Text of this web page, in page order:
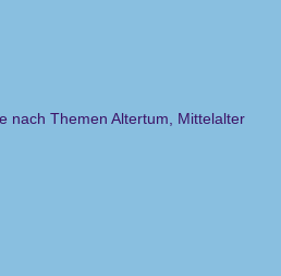
nach Themen Altertum, Mittelalter